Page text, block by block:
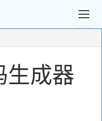
生成器